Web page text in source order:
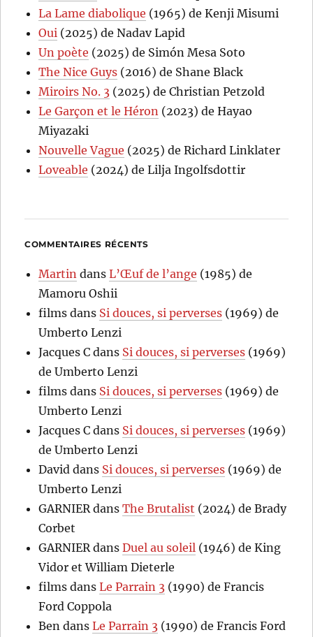
La Lame diabolique (1965) de Kenji Misumi
Oui (2025) de Nadav Lapid
Un poète (2025) de Simón Mesa Soto
The Nice Guys (2016) de Shane Black
Miroirs No. 3 (2025) de Christian Petzold
Le Garçon et le Héron (2023) de Hayao
Miyazaki
Nouvelle Vague (2025) de Richard Linklater
Loveable (2024) de Lilja Ingolfsdottir
COMMENTAIRES RÉCENTS
Martin dansL’Œuf de l’ange (1985) de
Mamoru Oshii
films dans Si douces, si perverses (1969) de
Umberto Lenzi
Jacques C dans Si douces, si perverses (1969)
de Umberto Lenzi
films dans Si douces, si perverses (1969) de
Umberto Lenzi
Jacques C dans Si douces, si perverses (1969)
de Umberto Lenzi
David dans Si douces, si perverses (1969) de
Umberto Lenzi
GARNIER dansThe Brutalist (2024) de Brady
Corbet
GARNIER dansDuel au soleil (1946) de King
Vidor et William Dieterle
films dansLe Parrain 3 (1990) de Francis
Ford Coppola
Ben dansLe Parrain 3 (1990) de Francis Ford